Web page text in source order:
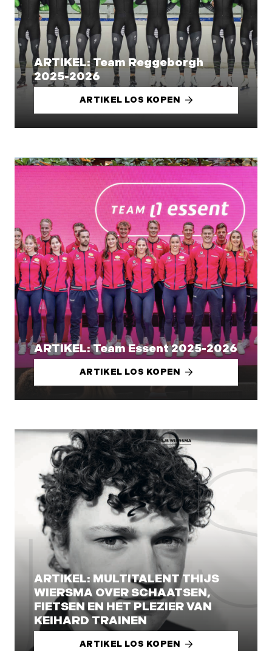
ARTIKEL: Team Reggeborgh
2025-2026
ARTIKEL LOS KOPEN
ARTIKEL: Team Essent 2025-2026
ARTIKEL LOS KOPEN
ARTIKEL: MULTITALENT THIJS
WIERSMA OVER SCHAATSEN,
FIETSEN EN HET PLEZIER VAN
KEIHARD TRAINEN
ARTIKEL LOS KOPEN